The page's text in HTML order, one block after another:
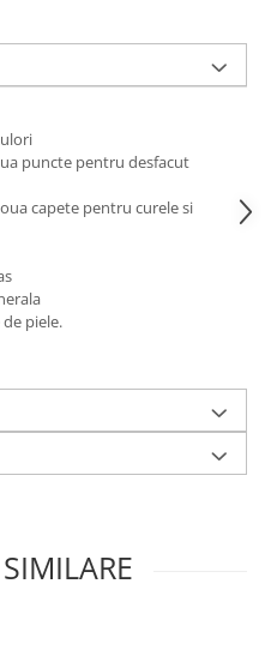
puncte pentru desfacut
capete pentru curele si
piele.